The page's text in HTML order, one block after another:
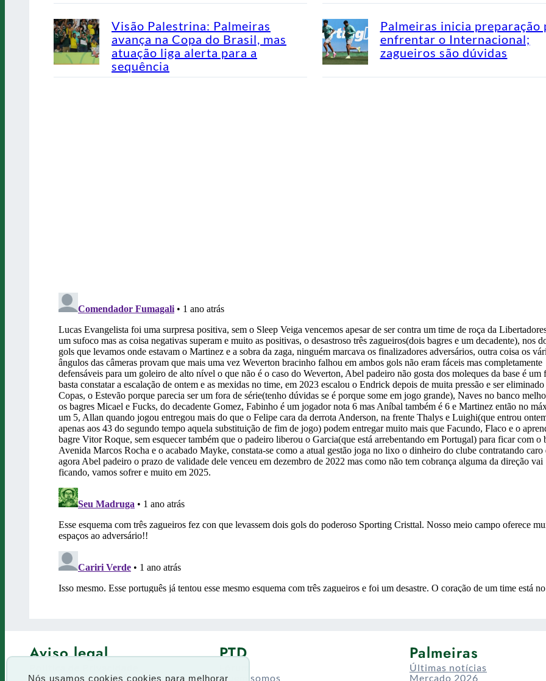
Nós usamos cookies cookies para melhorar
Visão Palestrina: Palmeiras
avança na Copa do Brasil, mas
atuação liga alerta para a
sequência
Palmeiras inicia preparação
enfrentar o Internacional;
zagueiros são dúvidas
Aviso legal
Termos de uso
PTD
Quem somos
Palmeiras
Últimas notícias
Mercado 2026